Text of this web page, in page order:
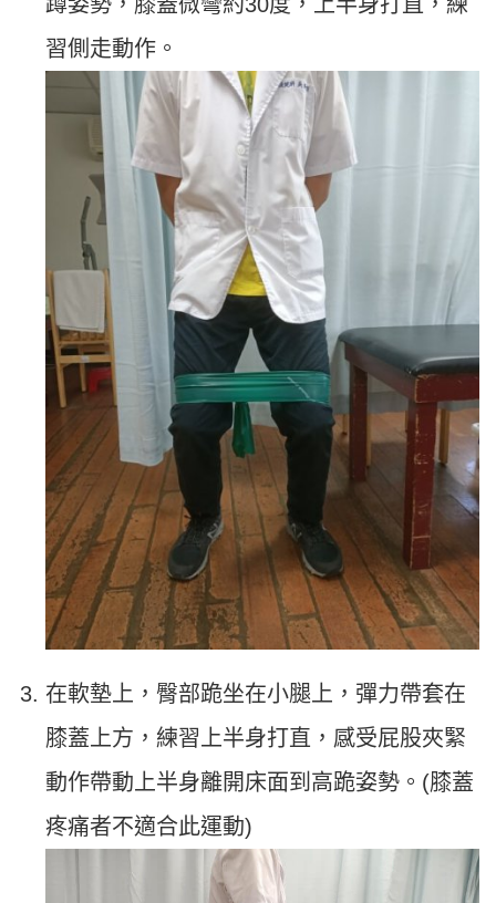
習側走動作。
在軟墊上，臀部跪坐在小腿上，彈力帶套在
膝蓋上方，練習上半身打直，感受屁股夾緊
動作帶動上半身離開床面到高跪姿勢。(膝蓋
疼痛者不適合此運動)